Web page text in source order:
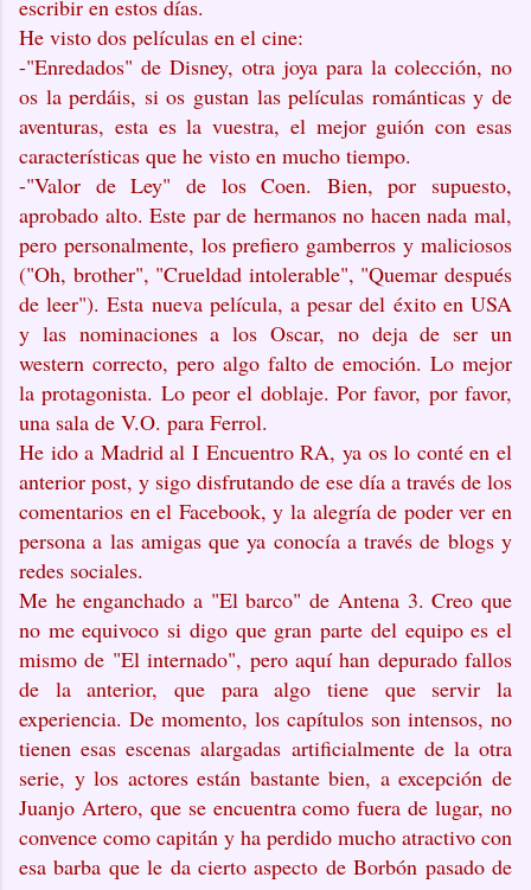
escribir en estos días.
He visto dos películas en el cine:
-"Enredados" de Disney, otra joya para la colección, no
os la perdáis, si os gustan las películas románticas y de
aventuras, esta es la vuestra, el mejor guión con esas
características que he visto en mucho tiempo.
-"Valor de Ley" de los Coen. Bien, por supuesto,
aprobado alto. Este par de hermanos no hacen nada mal,
pero personalmente, los prefiero gamberros y maliciosos
("Oh, brother", "Crueldad intolerable", "Quemar después
de leer"). Esta nueva película, a pesar del éxito en USA
y las nominaciones a los Oscar, no deja de ser un
western correcto, pero algo falto de emoción. Lo mejor
la protagonista. Lo peor el doblaje. Por favor, por favor,
una sala de V.O. para Ferrol.
He ido a Madrid al I Encuentro RA, ya os lo conté en el
anterior post, y sigo disfrutando de ese día a través de los
comentarios en el Facebook, y la alegría de poder ver en
persona a las amigas que ya conocía a través de blogs y
redes sociales.
Me he enganchado a "El barco" de Antena 3. Creo que
no me equivoco si digo que gran parte del equipo es el
mismo de "El internado", pero aquí han depurado fallos
de la anterior, que para algo tiene que servir la
experiencia. De momento, los capítulos son intensos, no
tienen esas escenas alargadas artificialmente de la otra
serie, y los actores están bastante bien, a excepción de
Juanjo Artero, que se encuentra como fuera de lugar, no
convence como capitán y ha perdido mucho atractivo con
esa barba que le da cierto aspecto de Borbón pasado de